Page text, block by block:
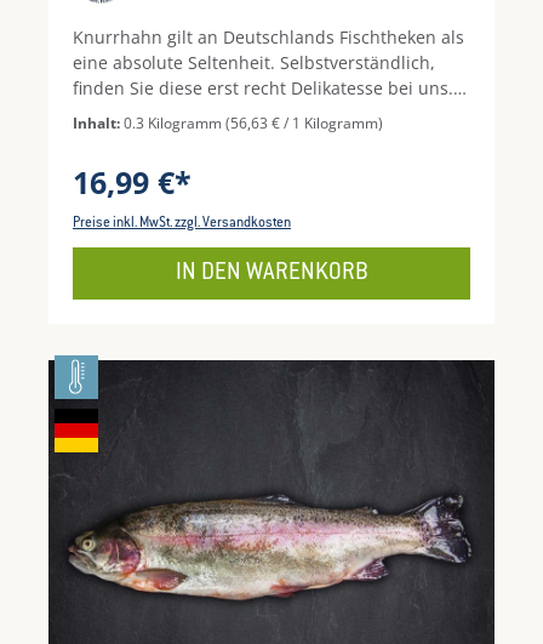
Knurrhahn gilt an Deutschlands Fischtheken als
eine absolute Seltenheit. Selbstverständlich,
finden Sie diese erst recht Delikatesse bei uns.
Und damit nicht genug: Sie erhalten die Filets
des Edelfischs sogar QSFP zertifiziert. Wir
Das bedeutet, mit frischen Kräutern und
Gewürzen in Butcher Paper oder
ziehen zu lassen. Genießen Sie Knurrahn von
Pumpernickelkruste, geschmorte Pastinaken
und gebratenen Speck.
Inhalt:0.3 Kilogramm(56,63 € / 1 Kilogramm)
16,99 €*
Preise inkl. MwSt. zzgl. Versandkosten
IN DEN WARENKORB